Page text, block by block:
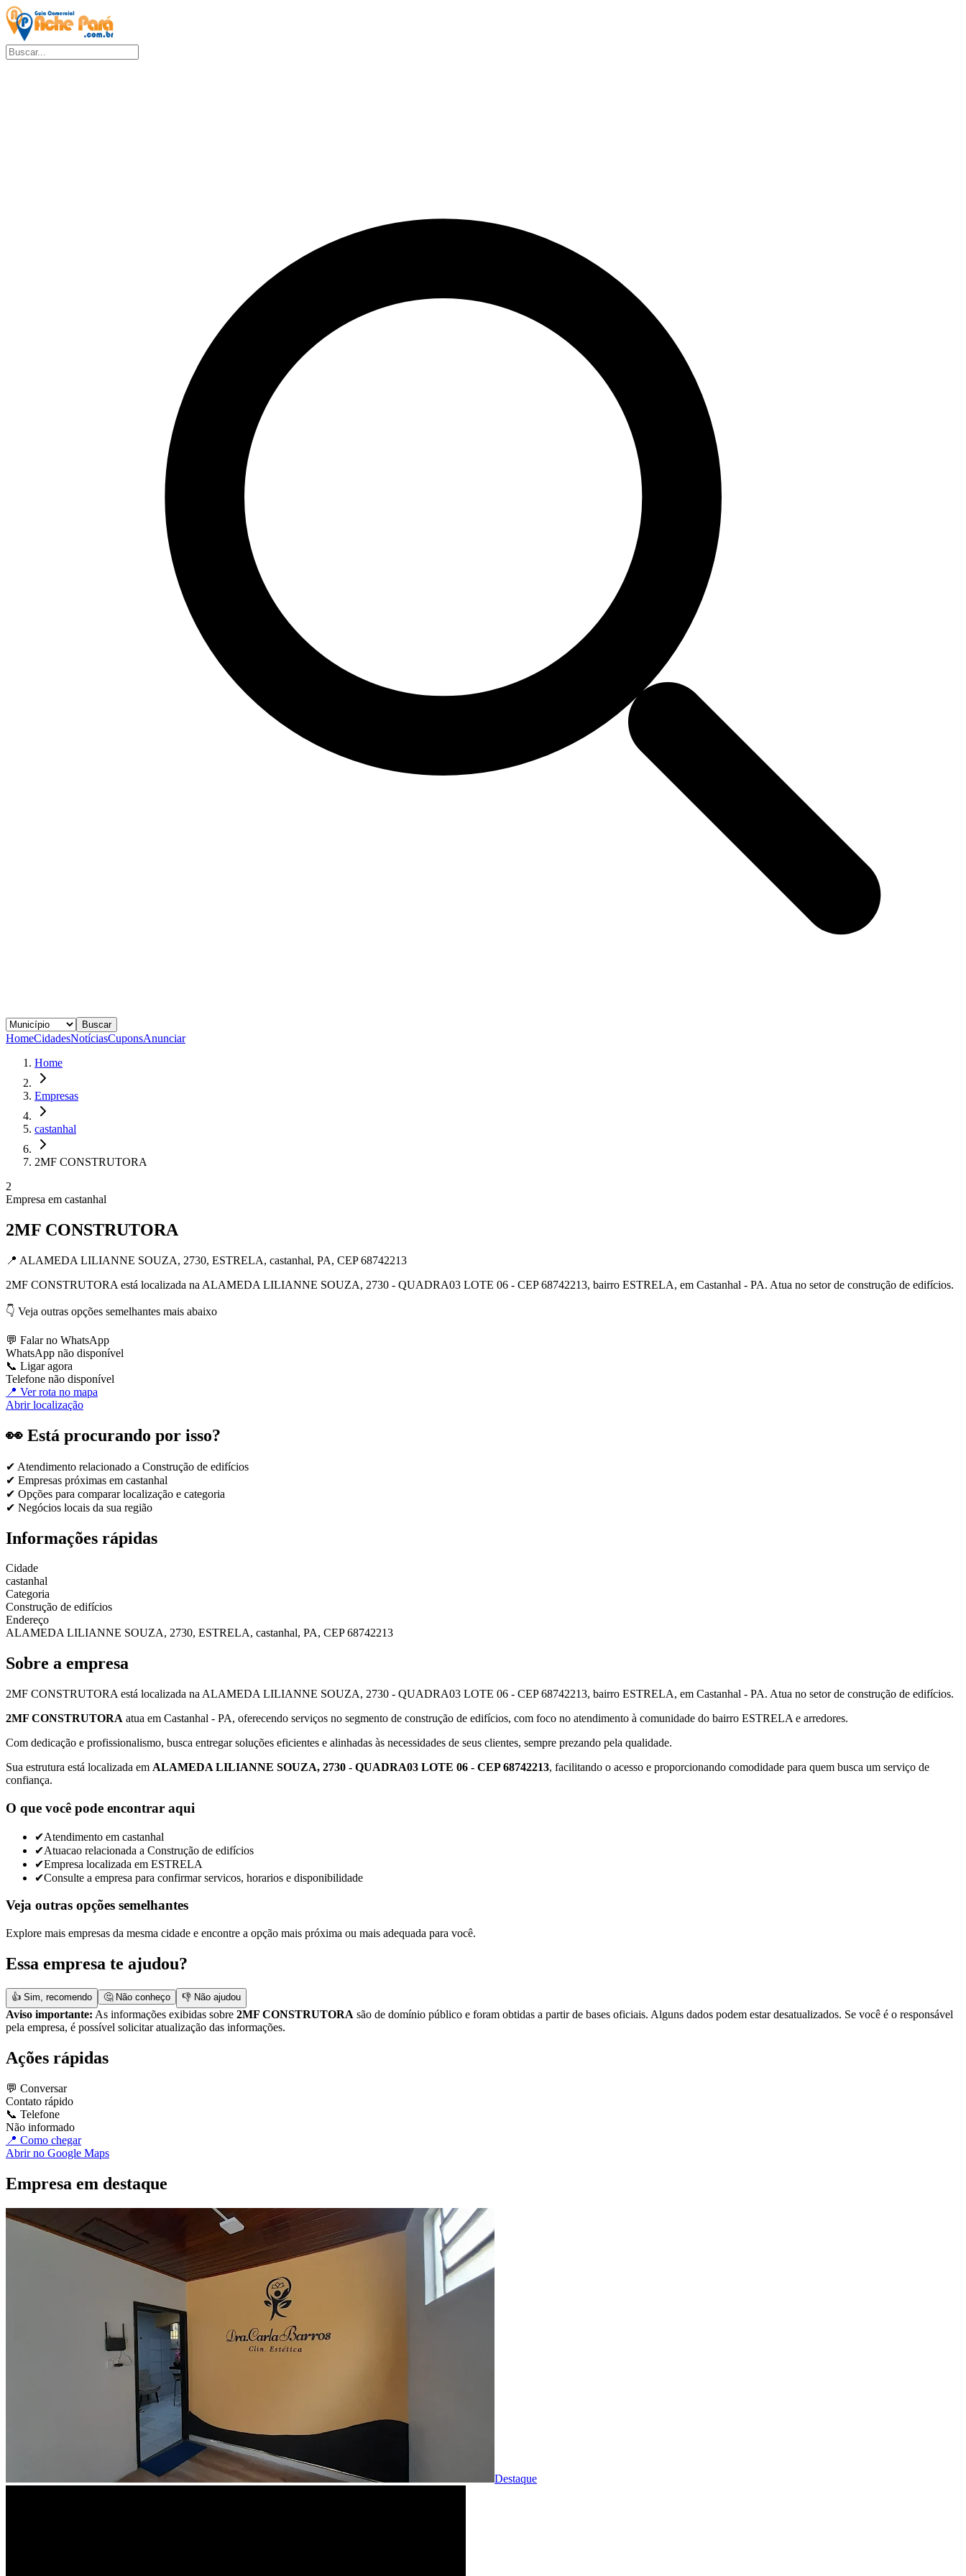
Buscar
HomeCidadesNotíciasCuponsAnunciar
Home
Empresas
castanhal
2MF CONSTRUTORA
2
Empresa em castanhal
2MF CONSTRUTORA
📍 ALAMEDA LILIANNE SOUZA, 2730, ESTRELA, castanhal, PA, CEP 68742213
2MF CONSTRUTORA está localizada na ALAMEDA LILIANNE SOUZA, 2730 - QUADRA03 LOTE 06 - CEP 68742213, bairro ESTRELA, em Castanhal - PA. Atua no setor de construção de edifícios.
👇 Veja outras opções semelhantes mais abaixo
💬 Falar no WhatsApp
WhatsApp não disponível
📞 Ligar agora
Telefone não disponível
📍 Ver rota no mapa
Abrir localização
👀 Está procurando por isso?
✔ Atendimento relacionado a Construção de edifícios
✔ Empresas próximas em castanhal
✔ Opções para comparar localização e categoria
✔ Negócios locais da sua região
Informações rápidas
Cidade
castanhal
Categoria
Construção de edifícios
Endereço
ALAMEDA LILIANNE SOUZA, 2730, ESTRELA, castanhal, PA, CEP 68742213
Sobre a empresa
2MF CONSTRUTORA está localizada na ALAMEDA LILIANNE SOUZA, 2730 - QUADRA03 LOTE 06 - CEP 68742213, bairro ESTRELA, em Castanhal - PA. Atua no setor de construção de edifícios.
2MF CONSTRUTORA atua em Castanhal - PA, oferecendo serviços no segmento de construção de edifícios, com foco no atendimento à comunidade do bairro ESTRELA e arredores.
Com dedicação e profissionalismo, busca entregar soluções eficientes e alinhadas às necessidades de seus clientes, sempre prezando pela qualidade.
Sua estrutura está localizada em ALAMEDA LILIANNE SOUZA, 2730 - QUADRA03 LOTE 06 - CEP 68742213, facilitando o acesso e proporcionando comodidade para quem busca um serviço de
confiança.
O que você pode encontrar aqui
✔Atendimento em castanhal
✔Atuacao relacionada a Construção de edifícios
✔Empresa localizada em ESTRELA
✔Consulte a empresa para confirmar servicos, horarios e disponibilidade
Veja outras opções semelhantes
Explore mais empresas da mesma cidade e encontre a opção mais próxima ou mais adequada para você.
Essa empresa te ajudou?
👍 Sim, recomendo 🤔 Não conheço 👎 Não ajudou
Aviso importante: As informações exibidas sobre 2MF CONSTRUTORA são de domínio público e foram obtidas a partir de bases oficiais. Alguns dados podem estar desatualizados. Se você é o responsável
pela empresa, é possível solicitar atualização das informações.
Ações rápidas
💬 Conversar
Contato rápido
📞 Telefone
Não informado
📍 Como chegar
Abrir no Google Maps
Empresa em destaque
Destaque